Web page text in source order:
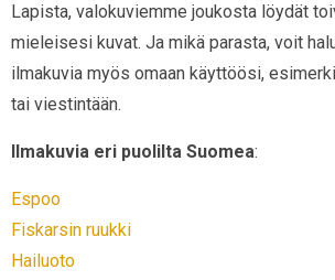
Lapista, valokuviemme joukosta löydät
mieleisesi kuvat. Ja mikä parasta, voit
ilmakuvia myös omaan käyttöösi,
tai viestintään.
Ilmakuvia eri puolilta Suomea:
Espoo
Fiskarsin ruukki
Hailuoto